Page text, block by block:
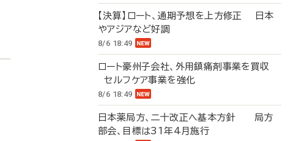
【決算】ロート、通期予想を上方修正 日本
やアジアなど好調
8/6 18:49
ロート豪州子会社、外用鎮痛剤事業を買収
セルフケア事業を強化
8/6 18:49
日本薬局方、二十改正へ基本方針 局方
部会、目標は31年4月施行